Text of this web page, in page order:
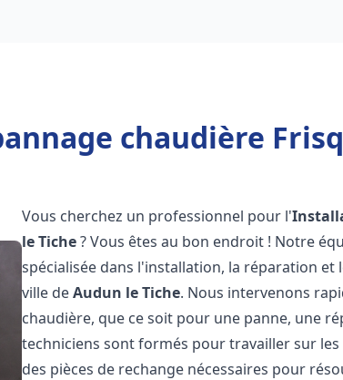
chaudière
Vous cherchez un professionnel pour l'
le Tiche? Vous êtes au bon endroit ! Notre
spécialisée dans l'installation, la réparation et
ville deAudun le Tiche. Nous intervenons
chaudière, que ce soit pour une panne, une
techniciens sont formés pour travailler sur
des pièces de rechange nécessaires pour